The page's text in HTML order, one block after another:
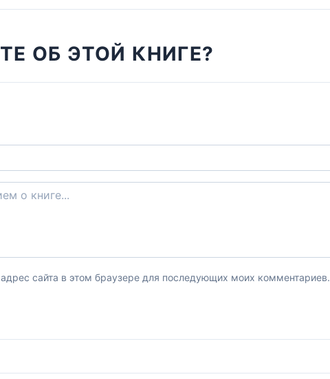
ОБ ЭТОЙ КНИГЕ?
сайта в этом браузере для последующих моих комментариев.